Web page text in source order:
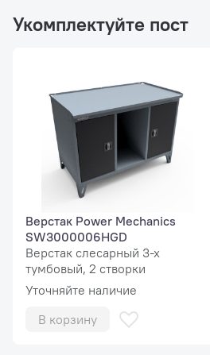
Укомплектуйте пост
Верстак Power Mechanics
SW3000006HGD
Верстак слесарный 3-х
тумбовый, 2 створки
Уточняйте наличие
В корзину